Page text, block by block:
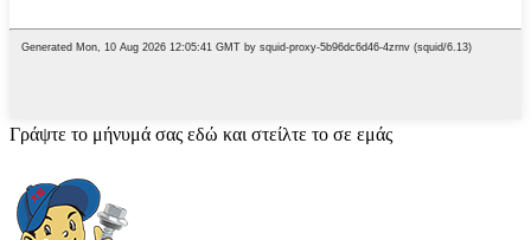
Γράψτε το μήνυμά σας εδώ και στείλτε το σε εμάς